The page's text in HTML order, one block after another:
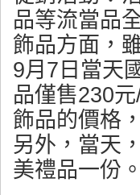
品等流當品
飾品方面，
9月7日當天
品僅售230
飾品的價格
另外，當天
美禮品一份。